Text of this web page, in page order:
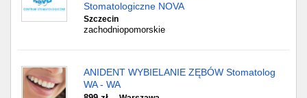
Stomatologiczne NOVA
Szczecin
zachodniopomorskie
ANIDENT WYBIELANIE ZĘBÓW Stomatolog
WA - WA